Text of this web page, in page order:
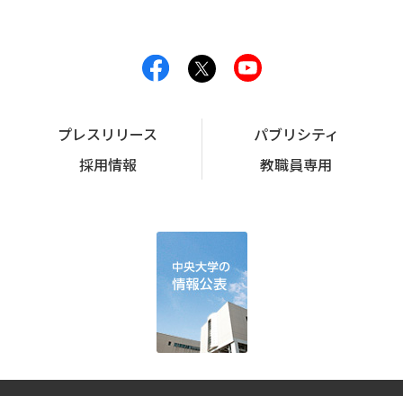
プレスリリース
パブリシティ
採用情報
教職員専用